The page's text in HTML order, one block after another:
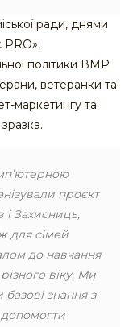
ради, днями
PRO»,
політики ВМР
ветеранки та
маркетингу та
проєкт
і Захисниць,
для сімей
до навчання
віку. Ми
знання з
допомогти